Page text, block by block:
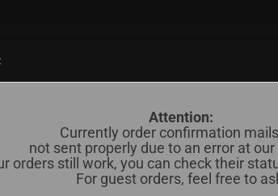
Attention:
Currently order confirmation
not sent properly due to an error at our
orders still work, you can check their
For guest orders, feel free to
Narbentage Releases
Releases